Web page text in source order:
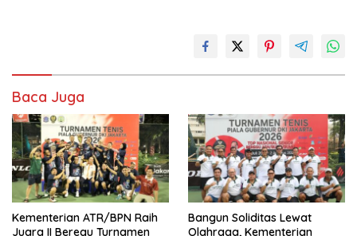
Baca Juga
Kementerian ATR/BPN Raih
Juara II Beregu Turnamen
Bangun Soliditas Lewat
Olahraga, Kementerian